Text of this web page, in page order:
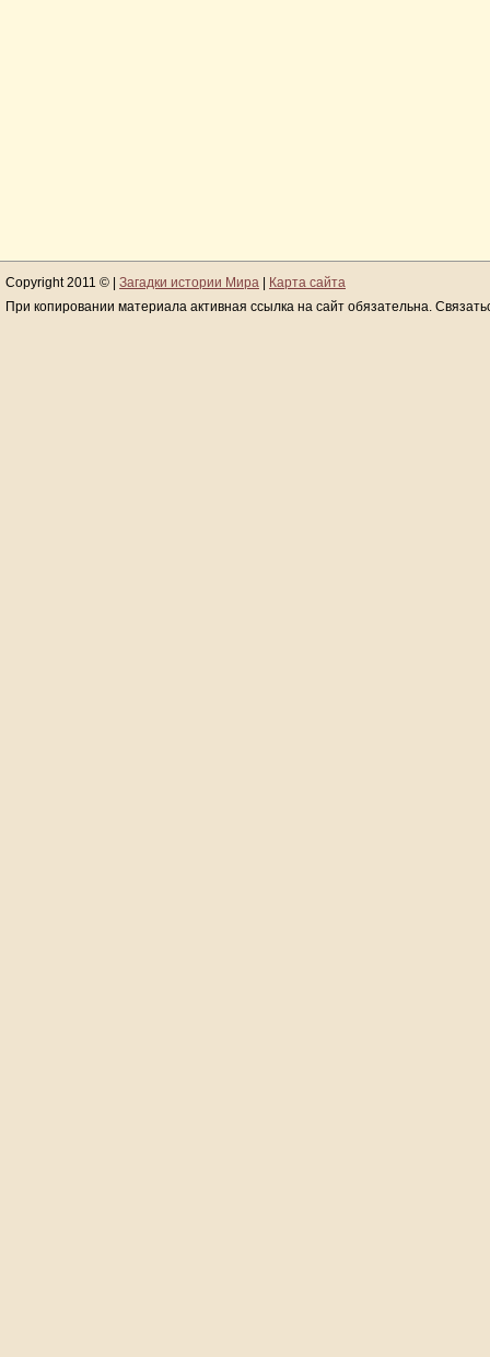
Copyright 2011 © | Загадки истории Мира
Карта сайта
При копировании материала активная ссылка на сайт обязательна.